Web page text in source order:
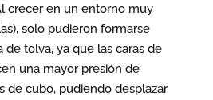
crecer en un entorno muy
solo pudieron formarse
de tolva, ya que las caras de
una mayor presión de
de cubo, pudiendo desplazar